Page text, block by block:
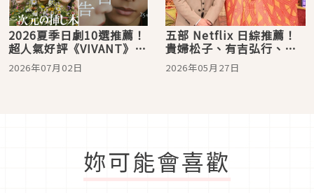
2026夏季日劇10選推薦！
超人氣好評《VIVANT》續
作原班人馬回歸
2026年07月02日
五部 Netflix 日綜推薦！
貴婦松子、有吉弘行、指
原莉乃帶來滿滿歡樂
2026年05月27日
妳可能會喜歡